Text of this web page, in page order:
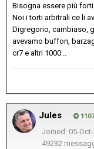
Bisogna essere più
Noi i torti arbitrali ce li
Digregorio, cambiaso,
avevamo buffon,
cr7 e altri 1000...
Jules
Joined: 05-
49232